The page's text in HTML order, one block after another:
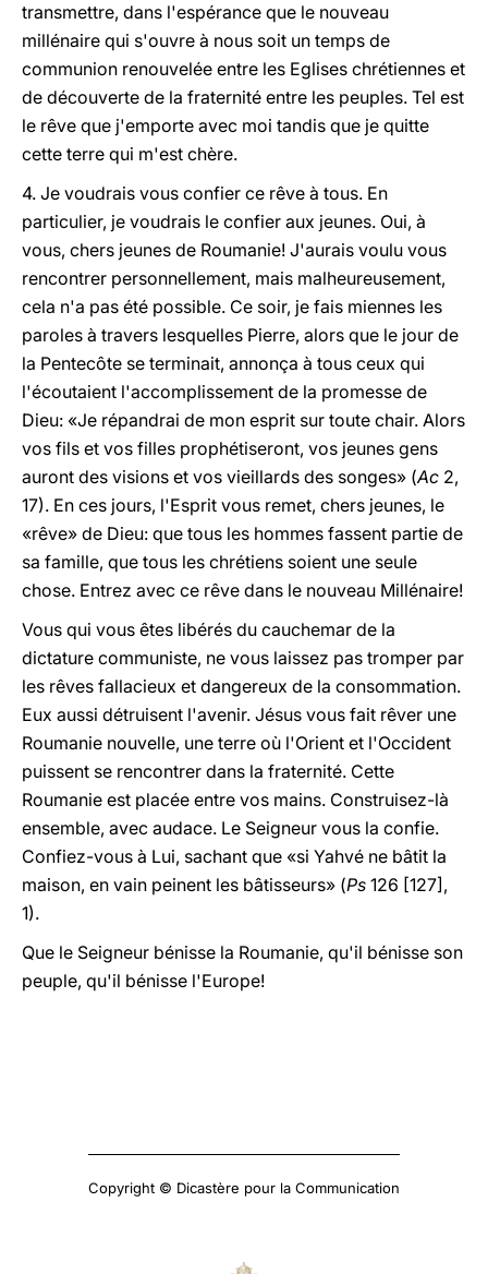
transmettre, dans l'espérance que le nouveau
millénaire qui s'ouvre à nous soit un temps de
communion renouvelée entre les Eglises chrétiennes et
de découverte de la fraternité entre les peuples. Tel est
le rêve que j'emporte avec moi tandis que je quitte
cette terre qui m'est chère.
4. Je voudrais vous confier ce rêve à tous. En
particulier, je voudrais le confier aux jeunes. Oui, à
vous, chers jeunes de Roumanie! J'aurais voulu vous
rencontrer personnellement, mais malheureusement,
cela n'a pas été possible. Ce soir, je fais miennes les
paroles à travers lesquelles Pierre, alors que le jour de
la Pentecôte se terminait, annonça à tous ceux qui
l'écoutaient l'accomplissement de la promesse de
Dieu: «Je répandrai de mon esprit sur toute chair. Alors
vos fils et vos filles prophétiseront, vos jeunes gens
auront des visions et vos vieillards des songes» (Ac 2,
17). En ces jours, l'Esprit vous remet, chers jeunes, le
«rêve» de Dieu: que tous les hommes fassent partie de
sa famille, que tous les chrétiens soient une seule
chose. Entrez avec ce rêve dans le nouveau Millénaire!
Vous qui vous êtes libérés du cauchemar de la
dictature communiste, ne vous laissez pas tromper par
les rêves fallacieux et dangereux de la consommation.
Eux aussi détruisent l'avenir. Jésus vous fait rêver une
Roumanie nouvelle, une terre où l'Orient et l'Occident
puissent se rencontrer dans la fraternité. Cette
Roumanie est placée entre vos mains. Construisez-là
ensemble, avec audace. Le Seigneur vous la confie.
Confiez-vous à Lui, sachant que «si Yahvé ne bâtit la
maison, en vain peinent les bâtisseurs» (Ps 126 [127],
1).
Que le Seigneur bénisse la Roumanie, qu'il bénisse son
peuple, qu'il bénisse l'Europe!
Copyright © Dicastère pour la Communication